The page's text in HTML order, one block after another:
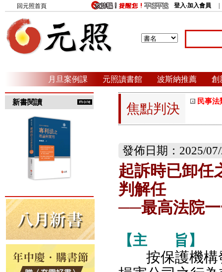
回元照首頁 登入‧加入會員
月旦案例課 元照讀書館 波斯納推薦 創
新書閱讀 焦點判決 民事法
發佈日期：2025/
起訴時已卸任
判解任
──最高法院
【主
旨】
按保護機